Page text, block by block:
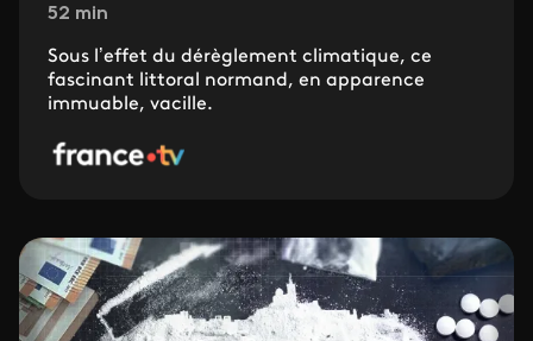
52 min
Sous l’effet du dérèglement climatique, ce
fascinant littoral normand, en apparence
immuable, vacille.